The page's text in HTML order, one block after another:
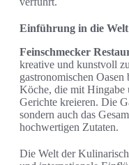
Einführung in die
Feinschmecker
kreative und kunstvoll
gastronomischen
Köche, die mit Hingabe
Gerichte kreieren. Die
sondern auch das
hochwertigen Zutaten.
Die Welt der